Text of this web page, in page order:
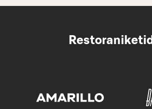
Restoraniketid